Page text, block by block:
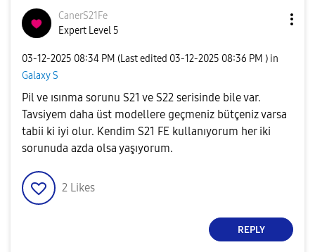
CanerS21Fe
Expert Level 5
‎03-12-2025 08:34 PM (Last edited ‎03-12-2025 08:36 PM ) in
Galaxy S
Pil ve ısınma sorunu S21 ve S22 serisinde bile var.
Tavsiyem daha üst modellere geçmeniz bütçeniz varsa
tabii ki iyi olur. Kendim S21 FE kullanıyorum her iki
sorunuda azda olsa yaşıyorum.
2 Likes
REPLY